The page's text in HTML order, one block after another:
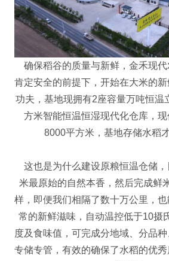
确保稻谷的质量与新鲜，金禾现
肯定安全的前提下，开始在大米的
功夫，基地现拥有2座容量万吨恒温
方米智能恒温恒湿现代化仓库，
8000平方米，基地存储水稻
这也是为什么建设原粮恒温仓储，
米最原始的自然本香，然后完成鲜
样，即便我们相隔了数十万公里，
常的新鲜滋味，自动温控低于10摄
度及食味值，可完成分地域、分品
专储专管，有效的确保了水稻的优